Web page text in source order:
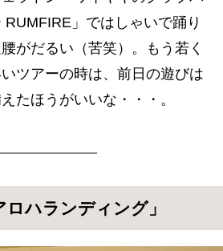
」ではしゃいで踊り
がだるい（苦笑）。もう若く
ツアーの時は、前日の遊びは
たほうがいいな・・・。
ハランディング」